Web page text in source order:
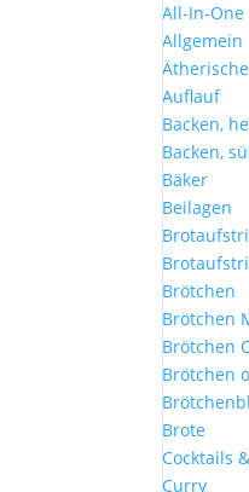
All-In-One
Allgemein
Auflauf
Backen,
Backen,
Bäker
Beilagen
Brötchen
Brötchen
Brötchen
Brötchen
Brote
Cocktails
Curry